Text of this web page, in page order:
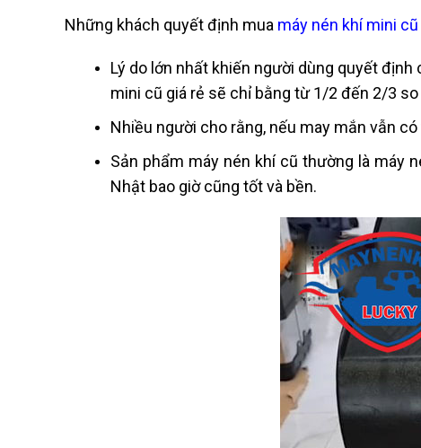
Những khách quyết định mua máy nén khí mini cũ
Lý do lớn nhất khiến người dùng quyết
mini cũ giá rẻ sẽ chỉ bằng từ 1/2 đến 2/3
Nhiều người cho rằng, nếu may mắn vẫn
Sản phẩm máy nén khí cũ thường là máy
Nhật bao giờ cũng tốt và bền.